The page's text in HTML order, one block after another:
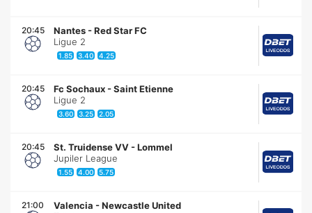
20:45 Nantes -Red Star FC
Ligue 2
1.85 3.40 4.25
20:45 Fc Sochaux -Saint Etienne
Ligue 2
3.60 3.25 2.05
20:45 St. Truidense VV -Lommel
Jupiler League
1.55 4.00 5.75
21:00 Valencia -Newcastle United